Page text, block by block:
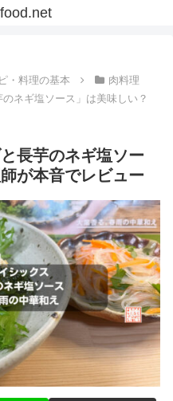
・料理の基本
肉料理
ネギ塩ソース」は美味しい？
長芋のネギ塩ソー
が本音でレビュー